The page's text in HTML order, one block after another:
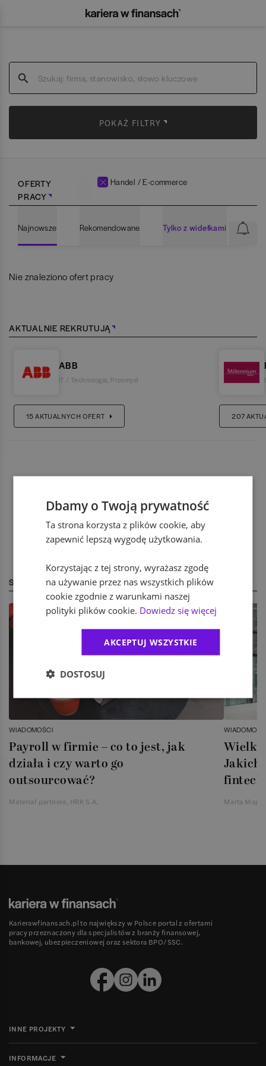
POKAŻ FILTRY
OFERTY
PRACY
Handel / E-commerce
Najnowsze Rekomendowane Tylko z widełkami
Nie znaleziono ofert pracy
AKTUALNIE REKRUTUJĄ
ABB
IT / Technologia Przemysł
15AKTUALNYCH OFERT 207
STREFA EKSPERTA
WIADOMOŚCI
Payroll w firmie – co to jest, jak
działa i czy warto go
outsourcować?
Materiał partnera, HRK S.A.
Jakich
Marta
Karierawfinansach.pl to największy w Polsce portal z ofertami
pracy przeznaczony dla specjalistów z branży finansowej,
bankowej, ubezpieczeniowej oraz sektora BPO/SSC.
INNE PROJEKTY
INFORMACJE
Dbamy o Twoją prywatność
Ta strona korzysta z plików cookie, aby
zapewnić lepszą wygodę użytkowania.
Korzystając z tej strony, wyrażasz zgodę
na używanie przez nas wszystkich plików
cookie zgodnie z warunkami naszej
polityki plików cookie. Dowiedz się więcej
AKCEPTUJ WSZYSTKIE
DOSTOSUJ